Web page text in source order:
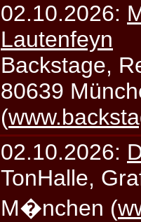
02.10.2026:
Lautenfeyn
Backstage,
80639
(
02.10.2026:
TonHalle,
M�nchen (